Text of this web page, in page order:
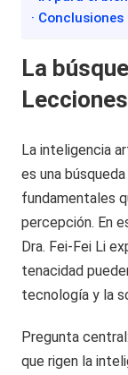
·
La
La inteligencia
es una
fundamentales
percepción. En
Dra. Fei-Fei Li
tenacidad
tecnología y la
Pregunta
que rigen la